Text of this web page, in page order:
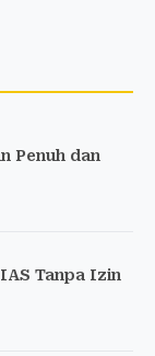
Penuh dan
Tanpa Izin